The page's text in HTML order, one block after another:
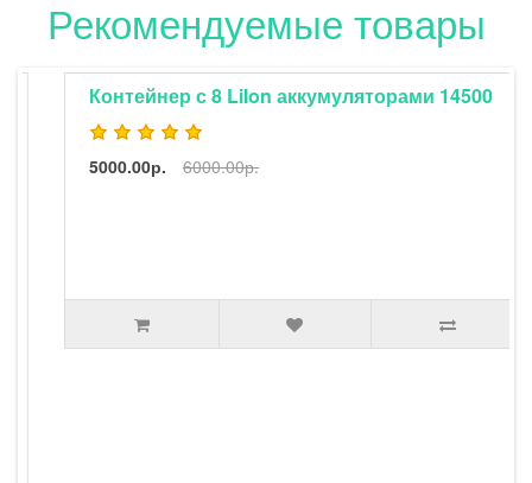
Рекомендуемые товары
Контейнер с 8 LiIon аккумуляторами 14500